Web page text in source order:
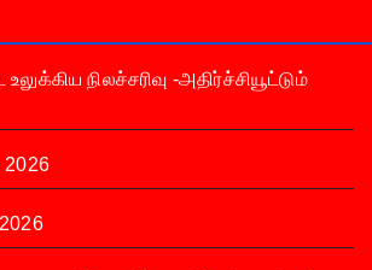
நிலச்சரிவு -அதிர்ச்சியூட்டும்
2026